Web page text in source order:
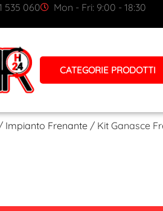
535 060 Mon - Fri: 9:00 - 18:30
CATEGORIE PRODOTTI
Impianto Frenante / Kit Ganasce